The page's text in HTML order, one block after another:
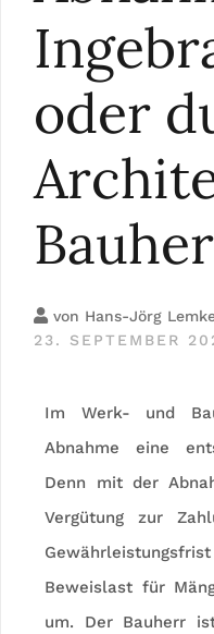
oder
von Hans-Jörg
23. SEPTEMBER
Im Werk- und
Abnahme eine
Denn mit der
Vergütung zur
Beweislast für
um. Der Bauherr